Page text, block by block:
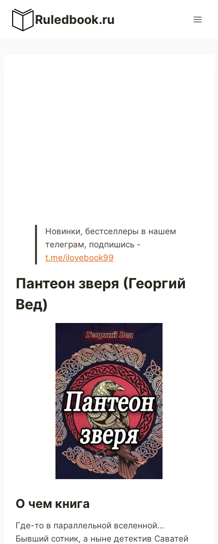
Перейти
содержимому
Ruledbook.ru
Новинки, бестселлеры в нашем
телеграм, подпишись -
t.me/ilovebook99
Пантеон зверя (Георгий
Вед)
О чем книга
Где-то в параллельной вселенной…
Бывший сотник, а ныне детектив Саватей